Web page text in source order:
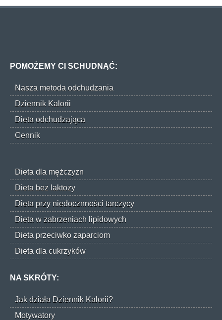
POMOŻEMY CI SCHUDNĄĆ:
Nasza metoda odchudzania
Dziennik Kalorii
Dieta odchudzająca
Cennik
Dieta dla mężczyzn
Dieta bez laktozy
Dieta przy niedocznności tarczycy
Dieta w zabrzeniach lipidowych
Dieta przeciwko zaparciom
Dieta dla cukrzyków
NA SKRÓTY:
Jak działa Dziennik Kalorii?
Motywatory